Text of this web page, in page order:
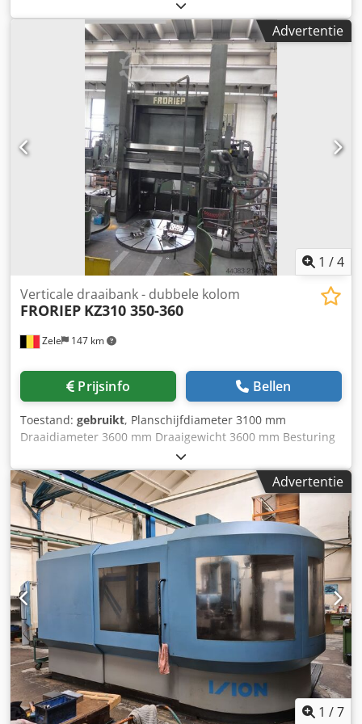
afstandsbediening van het proces, geïntegreerde PLC, enz.
De machine is compatibel met verschillende
besturingssystemen zoals Heidenhain, Fanuc, Siemens,
enz. Je kiest zelf de snijafmetingen van X/Y en Z assen: van
1200 - 3500 / 1000 - 3500 / 400 - 1500mm voor jou! i.D. *
omw/min Klemdiameter max. 650 mm Boren (duwen) van
ID = 50 tot 320 Skiving en roller burnishing van ID = 50 tot
300 Honen van ID = 50 tot 320 Afzuiginstallatie De
technische gegevens zijn afkomstig van de fabrikant of
operator en daarom voor ons niet bindend. Tussentijdse
verkoop voorbehouden; uitsluitend onze algemene
leverings- en verkoopvoorwaarden zijn van toepassing.
Over ons Meer dan 400 eigen machines op voorraad Meer
dan 15.000 m² opslagruimte, hijscapaciteit 70 t Meer dan
10.000 accessoires voor uw werkplaats Wilt u machines,
productielijnen of uw bedrijf verkopen? Neem dan contact
met ons op. Meer aanbiedingen vindt u op onze website.
Bezichtigen is op afspraak mogelijk. Wij kijken uit naar uw
bezoek. Uw Markus Hirsch Team Dcjdpfx Aey R Ef Tjbpsk
Advertentie
1 /4
Zele 147 km
Verticale draaibank - dubbele kolom
FRORIEP KZ310 350-360
Prijsinfo Bellen
Toestand: gebruikt, Planschijfdiameter 3100 mm
Draaidiameter 3600 mm Draaigewicht 3600 mm Besturing
Fagor 8035 Tafellast 35 t Toerental 0,32 - 40 tpm Slaghoyte
- max. 3000 mm Tafellast 35 t Toerental 0,32-40 tpm Totale
vermogensbehoefte 70 kW 2x Ramkop 250 x 250 mm
Spaanafvoer Dcsdeyqt Hdspfx Abpek Nevelafzuiging
Koelsysteem De technische gegevens zijn opgaven van de
fabrikant of operator en derhalve voor ons niet bindend.
Tussentijdse verkoop voorbehouden; uitsluitend onze
algemene bedrijfs- en verkoopvoorwaarden zijn van
toepassing. Over ons meer dan 400 eigen machines op
voorraad meer dan 15.000 m² opslagruimte,
kraancapaciteit 70 t meer dan 10.000 artikelen aan
accessoires voor uw werkplaats Wilt u machines,
productielijnen of uw bedrijf verkopen? Neem dan contact
met ons op. Meer aanbiedingen vindt u op onze website.
Bezichtigen is mogelijk na afspraak. Wij kijken uit naar uw
bezoek. Uw Markus Hirsch Team
Advertentie
1 /7